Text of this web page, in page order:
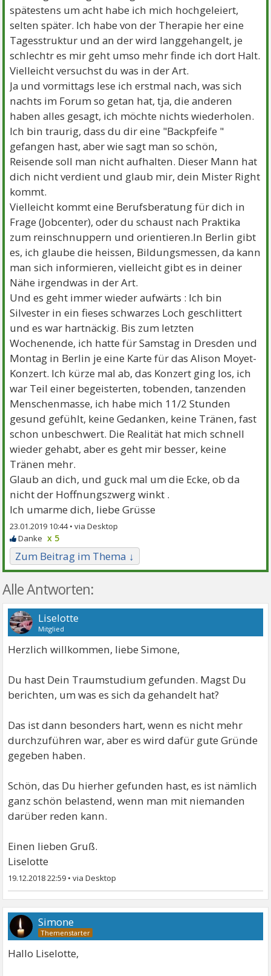
spätestens um acht habe ich mich hochgeleiert,
selten später. Ich habe von der Therapie her eine
Tagesstruktur und an der wird langgehangelt, je
schlechtr es mir geht umso mehr finde ich dort Halt.
Vielleicht versuchst du was in der Art.
Ja und vormittags lese ich erstmal nach, was sich
nachts im Forum so getan hat, tja, die anderen
haben alles gesagt, ich möchte nichts wiederholen.
Ich bin traurig, dass du dir eine "Backpfeife "
gefangen hast, aber wie sagt man so schön,
Reisende soll man nicht aufhalten. Dieser Mann hat
dich nicht verdient und glaub mir, dein Mister Right
kommt.
Vielleicht kommt eine Berufsberatung für dich in
Frage (Jobcenter), oder du schaust nach Praktika
zum reinschnuppern und orientieren.In Berlin gibt
es, ich glaube die heissen, Bildungsmessen, da kann
man sich informieren, vielleicht gibt es in deiner
Nähe irgendwas in der Art.
Und es geht immer wieder aufwärts : Ich bin
Silvester in ein fieses schwarzes Loch geschlittert
und es war hartnäckig. Bis zum letzten
Wochenende, ich hatte für Samstag in Dresden und
Montag in Berlin je eine Karte für das Alison Moyet-
Konzert. Ich kürze mal ab, das Konzert ging los, ich
war Teil einer begeisterten, tobenden, tanzenden
Menschenmasse, ich habe mich 11/2 Stunden
gesund gefühlt, keine Gedanken, keine Tränen, fast
schon unbeschwert. Die Realität hat mich schnell
wieder gehabt, aber es geht mir besser, keine
Tränen mehr.
Glaub an dich, und guck mal um die Ecke, ob da
nicht der Hoffnungszwerg winkt .
Ich umarme dich, liebe Grüsse
23.01.2019 10:44 •
x 5
Zum Beitrag im Thema ↓
Alle Antworten:
Liselotte
Mitglied
Herzlich willkommen, liebe Simone,
Du hast Dein Traumstudium gefunden. Magst Du
berichten, um was es sich da gehandelt hat?
Das ist dann besonders hart, wenn es nicht mehr
durchzuführen war, aber es wird dafür gute Gründe
gegeben haben.
Schön, das Du hierher gefunden hast, es ist nämlich
ganz schön belastend, wenn man mit niemanden
darüber reden kann.
Einen lieben Gruß.
Liselotte
19.12.2018 22:59 •
Simone
Hallo Liselotte,